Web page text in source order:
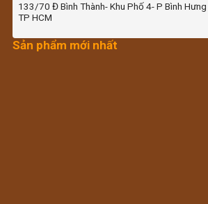
133/70 Đ Bình Thành- Khu Phố 4- P Bình Hưng
TP HCM
Sản phẩm mới nhất